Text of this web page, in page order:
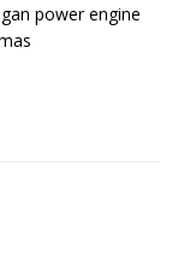
power engine